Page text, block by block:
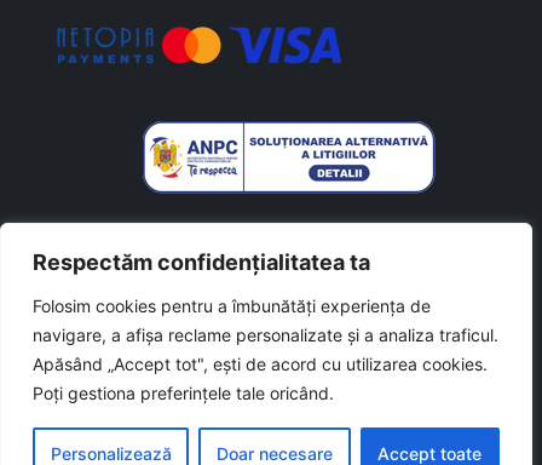
Respectăm confidențialitatea ta
Folosim cookies pentru a îmbunătăți experiența de
navigare, a afișa reclame personalizate și a analiza traficul.
Apăsând „Accept tot", ești de acord cu utilizarea cookies.
Poți gestiona preferințele tale oricând.
Personalizează Doar necesare Accept toate
Made with by Csaszar L. Daniel